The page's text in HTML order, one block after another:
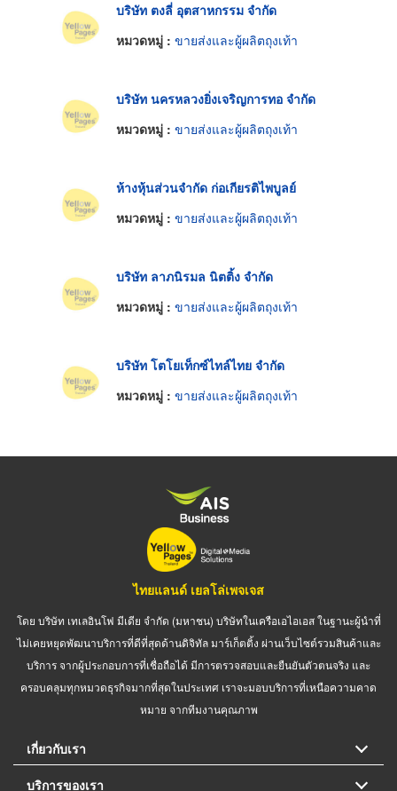
บริษัท ตงลี่ อุตสาหกรรม จำกัด
หมวดหมู่ : ขายส่งและผู้ผลิตถุงเท้า
บริษัท นครหลวงยิ่งเจริญการทอ จำกัด
หมวดหมู่ : ขายส่งและผู้ผลิตถุงเท้า
ห้างหุ้นส่วนจำกัด ก่อเกียรติไพบูลย์
หมวดหมู่ : ขายส่งและผู้ผลิตถุงเท้า
บริษัท ลาภนิรมล นิตติ้ง จำกัด
หมวดหมู่ : ขายส่งและผู้ผลิตถุงเท้า
บริษัท โตโยเท็กซ์ไทล์ไทย จำกัด
หมวดหมู่ : ขายส่งและผู้ผลิตถุงเท้า
ไทยแลนด์ เยลโล่เพจเจส
โดย บริษัท เทเลอินโฟ มีเดีย จำกัด (มหาชน) บริษัทในเครือเอไอเอส ในฐานะผู้นำที่
ไม่เคยหยุดพัฒนาบริการที่ดีที่สุดด้านดิจิทัล มาร์เก็ตติ้ง ผ่านเว็บไซต์รวมสินค้าและ
บริการ จากผู้ประกอบการที่เชื่อถือได้ มีการตรวจสอบและยืนยันตัวตนจริง และ
ครอบคลุมทุกหมวดธุรกิจมากที่สุดในประเทศ เราจะมอบบริการที่เหนือความคาด
หมาย จากทีมงานคุณภาพ
เกี่ยวกับเรา
บริการของเรา